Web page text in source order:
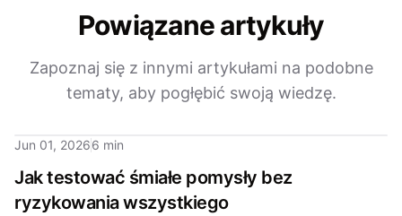
Powiązane artykuły
Zapoznaj się z innymi artykułami na podobne
tematy, aby pogłębić swoją wiedzę.
Jun 01, 20266 min
Jak testować śmiałe pomysły bez
ryzykowania wszystkiego